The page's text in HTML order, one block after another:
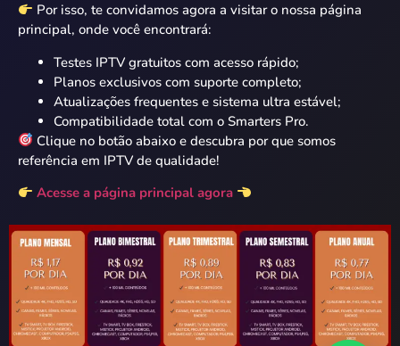
Por isso, te convidamos agora a visitar o nossa página
principal, onde você encontrará:
Testes IPTV gratuitos com acesso rápido;
Planos exclusivos com suporte completo;
Atualizações frequentes e sistema ultra estável;
Compatibilidade total com o Smarters Pro.
Clique no botão abaixo e descubra por que somos
referência em IPTV de qualidade!
Acesse a página principal agora